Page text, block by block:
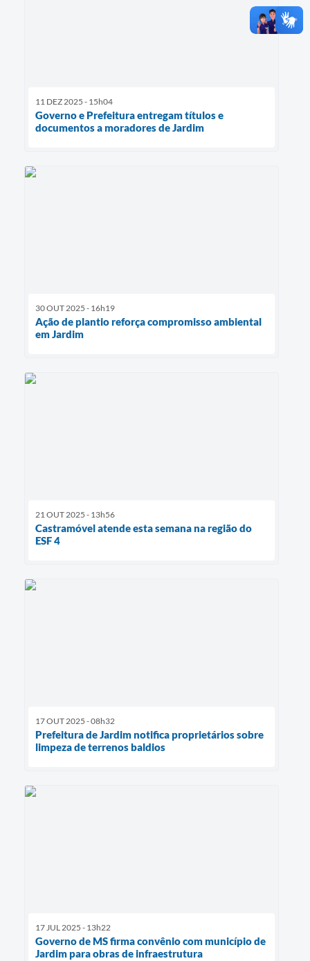
11 DEZ 2025 - 15h04
Governo e Prefeitura entregam títulos e
documentos a moradores de Jardim
30 OUT 2025 - 16h19
Ação de plantio reforça compromisso ambiental
em Jardim
21 OUT 2025 - 13h56
Castramóvel atende esta semana na região do
ESF 4
17 OUT 2025 - 08h32
Prefeitura de Jardim notifica proprietários sobre
limpeza de terrenos baldios
17 JUL 2025 - 13h22
Governo de MS firma convênio com município de
Jardim para obras de infraestrutura